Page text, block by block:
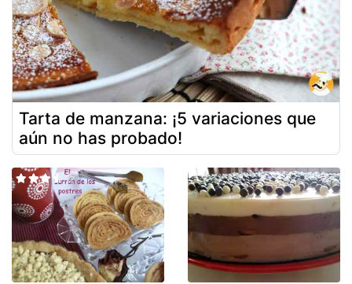
Tarta de manzana: ¡5 variaciones que
aún no has probado!